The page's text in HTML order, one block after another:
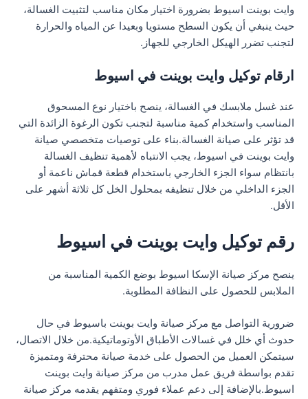
وايت بوينت اسيوط بضرورة اختيار مكان مناسب لتثبيت الغسالة،
حيث ينبغي أن يكون السطح مستويا وبعيدا عن المياه والحرارة
لتجنب تضرر الهيكل الخارجي للجهاز.
ارقام توكيل وايت بوينت في اسيوط
عند غسل ملابسك في الغسالة، ينصح باختيار نوع المسحوق
المناسب واستخدام كمية مناسبة لتجنب تكون الرغوة الزائدة التي
قد تؤثر على صيانة الغسالة.بناء على توصيات متخصصي صيانة
وايت بوينت في اسيوط، يجب الانتباه لأهمية تنظيف الغسالة
بانتظام سواء الجزء الخارجي باستخدام قطعة قماش ناعمة أو
الجزء الداخلي من خلال تنظيفه بمحلول الخل كل ثلاثة أشهر على
الأقل.
رقم توكيل وايت بوينت في اسيوط
ينصح مركز صيانة الإسكا اسيوط بوضع الكمية المناسبة من
الملابس للحصول على النظافة المطلوبة.
ضرورية التواصل مع مركز صيانة وايت بوينت باسيوط في حال
حدوث أي خلل في غسالات الأطباق الأوتوماتيكية.من خلال الاتصال،
سيتمكن العميل من الحصول على خدمة صيانة محترفة ومتميزة
تقدم بواسطة فريق عمل مدرب من مركز صيانة وايت بوينت
اسيوط.بالإضافة إلى دعم عملاء فوري ومتفهم يقدمه مركز صيانة